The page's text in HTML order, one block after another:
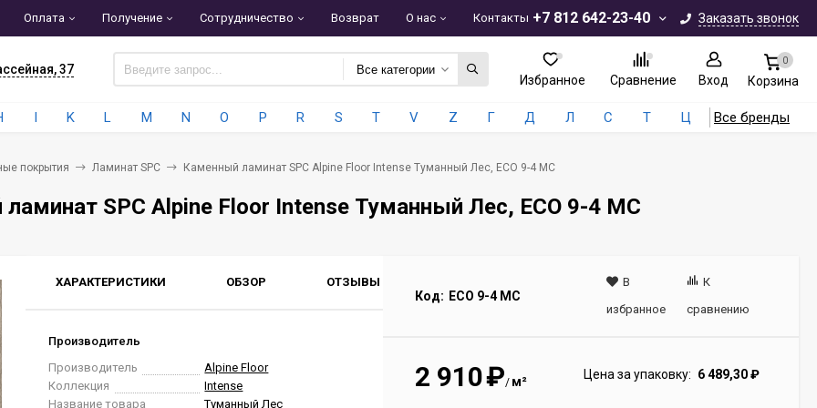
+7 812 642-23-40 Заказать звонок
Оплата Получение Сотрудничество Возврат О нас Контакты
37 Все категории
Избранное Сравнение Вход
0
Корзина
I K L M N O P R S T V Z Г Д Л С Т Ц Все бренды
покрытия Ламинат SPC Каменный ламинат SPC Alpine Floor Intense Туманный Лес, ECO 9-4 MC
SPC Alpine Floor Intense Туманный Лес, ECO 9-4 MC
ХАРАКТЕРИСТИКИ ОБЗОР ОТЗЫВЫ
Производитель
Производитель
Alpine Floor
Коллекция
Intense
Название товара
Туманный Лес
Код: ECO 9-4 MC
В
избранное
К
сравнению
2 910₽/ м² Цена за упаковку: 6 489,30₽